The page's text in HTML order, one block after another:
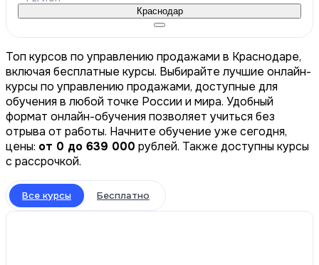
Краснодар
Топ курсов по управлению продажами в Краснодаре,
включая бесплатные курсы. Выбирайте лучшие онлайн-
курсы по управлению продажами, доступные для
обучения в любой точке России и мира. Удобный
формат онлайн-обучения позволяет учиться без
отрыва от работы. Начните обучение уже сегодня,
цены: от 0 до 639 000 рублей. Также доступны курсы
с рассрочкой.
Все курсы Бесплатно